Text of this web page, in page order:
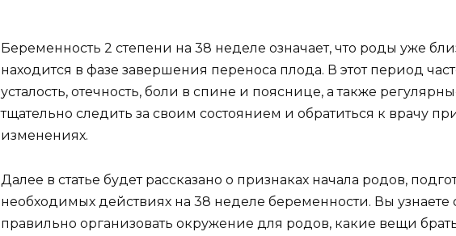
Беременность 2 степени на 38 неделе означает, что роды уже
находится в фазе завершения переноса плода. В этот период
усталость, отечность, боли в спине и пояснице, а также
тщательно следить за своим состоянием и обратиться к врачу
изменениях.
Далее в статье будет рассказано о признаках начала родов,
необходимых действиях на 38 неделе беременности. Вы узнаете
правильно организовать окружение для родов, какие вещи